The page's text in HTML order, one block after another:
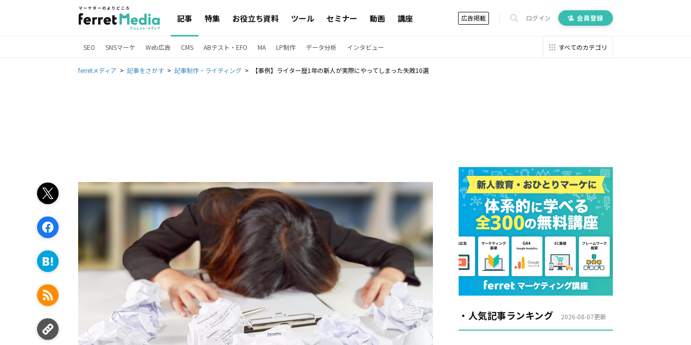
記事 特集 お役立ち資料 ツール セミナー 動画 講座 広告掲載 ログイン 会員登録
SEO SNSマーケ Web広告 CMS ABテスト・EFO MA LP制作 データ分析 インタビュー すべてのカテゴリ
ferretメディア 記事をさがす 記事制作・ライティング 【事例】ライター歴1年の新人が実際にやってしまった失敗10選
・人気記事ランキング 2026-08-07更新